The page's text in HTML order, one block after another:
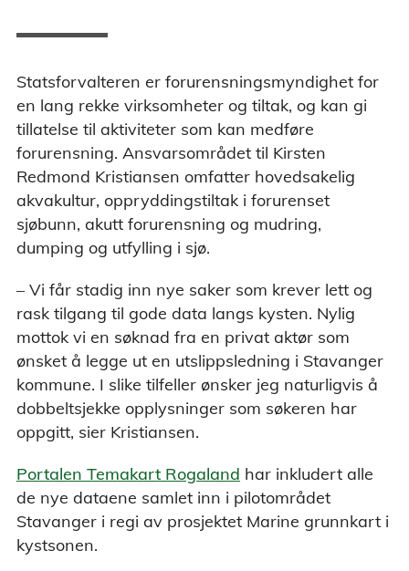
Statsforvalteren er forurensningsmyndighet for
en lang rekke virksomheter og tiltak, og kan gi
tillatelse til aktiviteter som kan medføre
forurensning. Ansvarsområdet til Kirsten
Redmond Kristiansen omfatter hovedsakelig
akvakultur, oppryddingstiltak i forurenset
sjøbunn, akutt forurensning og mudring,
dumping og utfylling i sjø.
– Vi får stadig inn nye saker som krever lett og
rask tilgang til gode data langs kysten. Nylig
mottok vi en søknad fra en privat aktør som
ønsket å legge ut en utslippsledning i Stavanger
kommune. I slike tilfeller ønsker jeg naturligvis å
dobbeltsjekke opplysninger som søkeren har
oppgitt, sier Kristiansen.
Portalen Temakart Rogaland har inkludert alle
de nye dataene samlet inn i pilotområdet
Stavanger i regi av prosjektet Marine grunnkart i
kystsonen.